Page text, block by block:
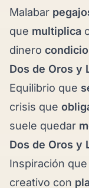
Malabar
que multiplica
dinero
Dos de Oros y
Equilibrio que
crisis que
suele quedar
Dos de Oros y
Inspiración que
creativo con